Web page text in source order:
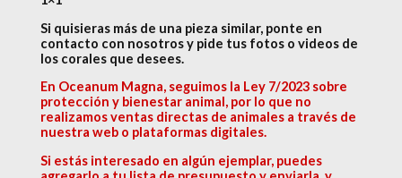
Si quisieras más de una pieza similar, ponte en
contacto con nosotros y pide tus fotos o videos de
los corales que desees.
En Oceanum Magna, seguimos la Ley 7/2023 sobre
protección y bienestar animal, por lo que no
realizamos ventas directas de animales a través de
nuestra web o plataformas digitales.
Si estás interesado en algún ejemplar, puedes